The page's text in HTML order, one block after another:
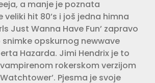
a manje je poznata
veliki hit 80’s i još jedna himna
Just Wanna Have Fun’ zapravo
opskurnog newwave
Hazarda. Jimi Hendrix je to
rokerskom verzijom
Pjesma je svoje